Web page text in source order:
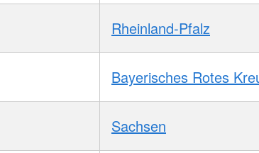
Rheinland-Pfalz
Bayerisches Rotes
Sachsen